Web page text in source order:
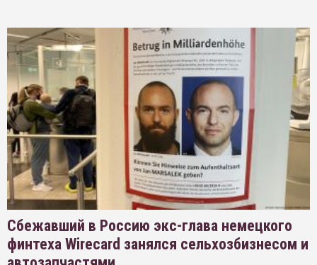
Сбежавший в Россию экс-глава немецкого
финтеха Wirecard занялся сельхозбизнесом и